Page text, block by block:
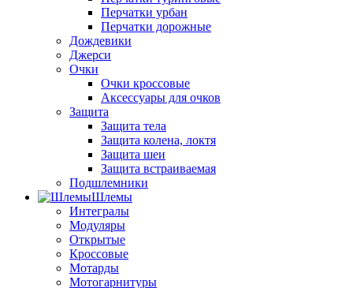
Перчатки урбан
Перчатки дорожные
Дождевики
Джерси
Очки
Очки кроссовые
Аксессуары для очков
Защита
Защита тела
Защита колена, локтя
Защита шеи
Защита встраиваемая
Подшлемники
Шлемы
Интегралы
Модуляры
Открытые
Кроссовые
Мотарды
Мотогарнитуры